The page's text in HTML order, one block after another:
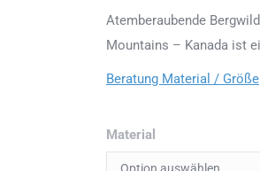
Atemberaubende
Mountains – Kanada ist
Beratung Material / Größe
Material